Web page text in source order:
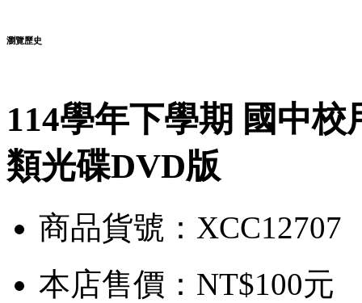
瀏覽歷史
114學年下學期 國中
類光碟DVD版
商品貨號：XCC12707
本店售價： NT$100元